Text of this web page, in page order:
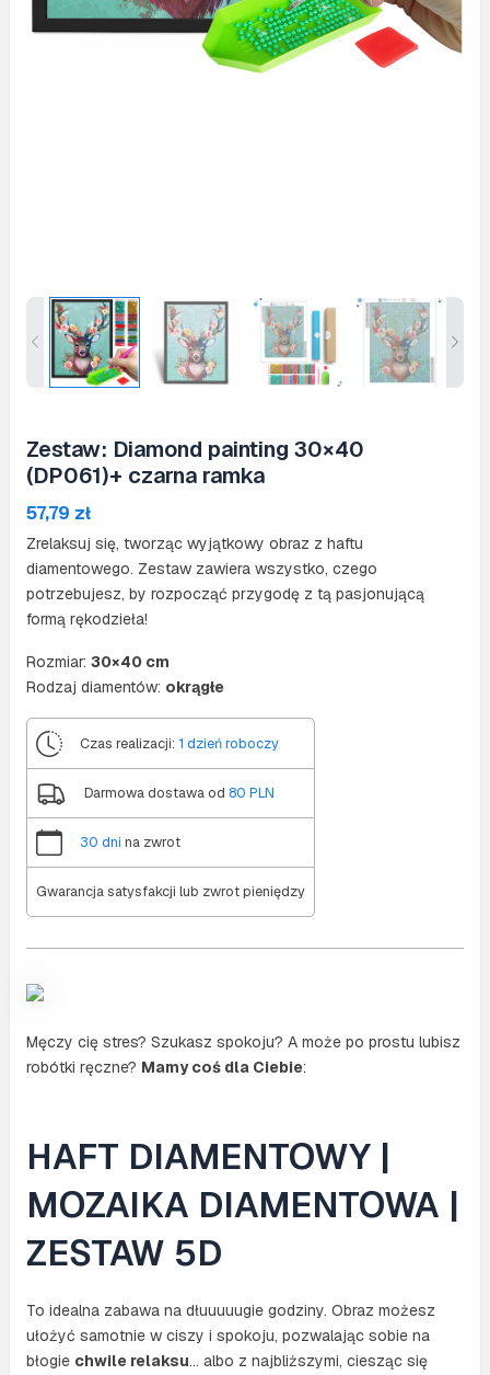
Zestaw: Diamond painting 30×40
(DP061)+ czarna ramka
57,79 zł
Zrelaksuj się, tworząc wyjątkowy obraz z haftu
diamentowego. Zestaw zawiera wszystko, czego
potrzebujesz, by rozpocząć przygodę z tą pasjonującą
formą rękodzieła!
Rozmiar: 30×40 cm
Rodzaj diamentów: okrągłe
Czas realizacji: 1 dzień roboczy
Darmowa dostawa od 80 PLN
30 dni na zwrot
Gwarancja satysfakcji lub zwrot pieniędzy
Męczy cię stres? Szukasz spokoju? A może po prostu lubisz
robótki ręczne? Mamy coś dla Ciebie:
HAFT DIAMENTOWY |
MOZAIKA DIAMENTOWA |
ZESTAW 5D
To idealna zabawa na dłuuuuugie godziny. Obraz możesz
ułożyć samotnie w ciszy i spokoju, pozwalając sobie na
błogie chwile relaksu… albo z najbliższymi, ciesząc się